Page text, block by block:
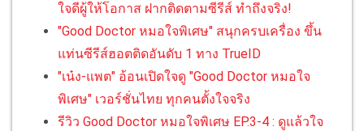
ใจดีผู้ให้โอกาส ฝากติดตามซีรีส์ ทำถึงจริง!
"Good Doctor หมอใจพิเศษ" สนุกครบเครื่อง ขึ้น
แท่นซีรีส์ฮอตติดอันดับ 1 ทาง TrueID
"เน๋ง-แพต" อ้อนเปิดใจดู "Good Doctor หมอใจ
พิเศษ" เวอร์ชั่นไทย ทุกคนตั้งใจจริง
รีวิว Good Doctor หมอใจพิเศษ EP.3-4 : ดูแล้วใจ